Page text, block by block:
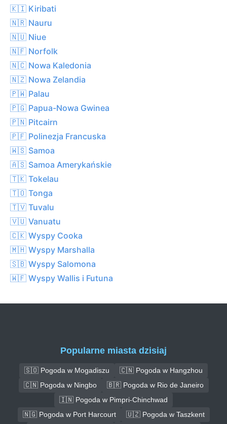
🇰🇮 Kiribati
🇳🇷 Nauru
🇳🇺 Niue
🇳🇫 Norfolk
🇳🇨 Nowa Kaledonia
🇳🇿 Nowa Zelandia
🇵🇼 Palau
🇵🇬 Papua-Nowa Gwinea
🇵🇳 Pitcairn
🇵🇫 Polinezja Francuska
🇼🇸 Samoa
🇦🇸 Samoa Amerykańskie
🇹🇰 Tokelau
🇹🇴 Tonga
🇹🇻 Tuvalu
🇻🇺 Vanuatu
🇨🇰 Wyspy Cooka
🇲🇭 Wyspy Marshalla
🇸🇧 Wyspy Salomona
🇼🇫 Wyspy Wallis i Futuna
Popularne miasta dzisiaj
🇸🇴 Pogoda w Mogadiszu
🇨🇳 Pogoda w Hangzhou
🇨🇳 Pogoda w Ningbo
🇧🇷 Pogoda w Rio de Janeiro
🇮🇳 Pogoda w Pimpri-Chinchwad
🇳🇬 Pogoda w Port Harcourt
🇺🇿 Pogoda w Taszkent